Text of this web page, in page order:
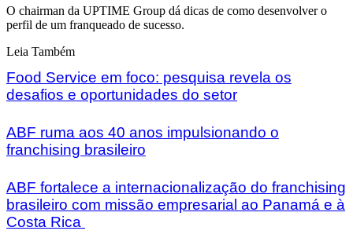
O chairman da UPTIME Group dá dicas de como desenvolver o
perfil de um franqueado de sucesso.
Leia Também
Food Service em foco: pesquisa revela os
desafios e oportunidades do setor
ABF ruma aos 40 anos impulsionando o
franchising brasileiro
ABF fortalece a internacionalização do franchising
brasileiro com missão empresarial ao Panamá e à
Costa Rica